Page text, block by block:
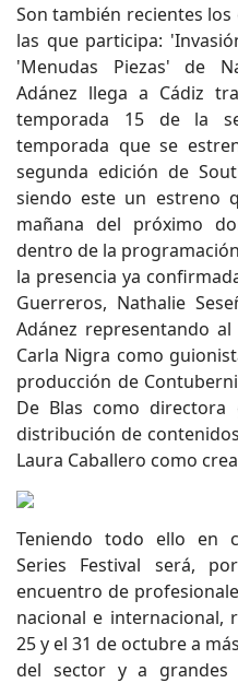
Son también recientes
las que participa:
'Menudas Piezas' de
Adánez llega a Cádiz
temporada 15 de la
temporada que se
segunda edición de
siendo este un estreno
mañana del próximo
dentro de la
la presencia ya
Guerreros, Nathalie
Adánez representando
Carla Nigra como
producción de
De Blas como directora
distribución de
Laura Caballero como
Teniendo todo ello en
Series Festival será,
encuentro de
nacional e internacional,
25 y el 31 de octubre a
del sector y a grandes